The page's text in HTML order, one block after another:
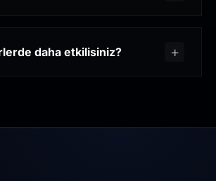
daha etkilisiniz?